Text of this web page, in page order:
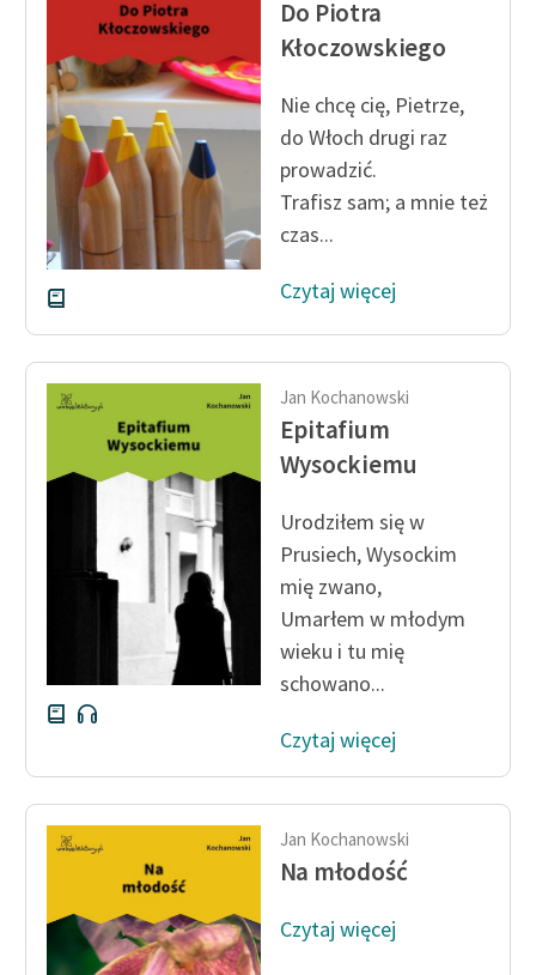
do domeny publicznej,
lektur szkolnych oraz
Starego Testamentu
Odkurzamy bohaterów
Szkoła Poezji Wolnych
Lektur
O nas
Kontakt
Zespół
Zasady wykorzystania
Logotypy
Materiały promocyjne
Polityka prywatności
Regulamin biblioteki
sprawozdania finansowe
Regulamin darowizn
Informacja o treściach
wrażliwych
Deklaracja dostępności
Do Piotra
Kłoczowskiego
Nie chcę cię, Pietrze,
do Włoch drugi raz
prowadzić.
Trafisz sam; a mnie też
czas...
Czytaj więcej
Jan Kochanowski
Epitafium
Wysockiemu
Urodziłem się w
Prusiech, Wysockim
mię zwano,
Umarłem w młodym
wieku i tu mię
schowano...
Czytaj więcej
Jan Kochanowski
Na młodość
Czytaj więcej